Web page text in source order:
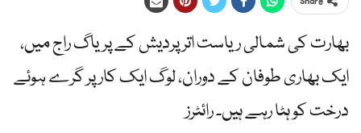
بھارت کی شمالی ریاست اتر پردیش کے پریاگ راج میں،
ایک بھاری طوفان کے دوران، لوگ ایک کار پر گرے ہوئے
درخت کو ہٹا رہے ہیں۔ رائٹرز